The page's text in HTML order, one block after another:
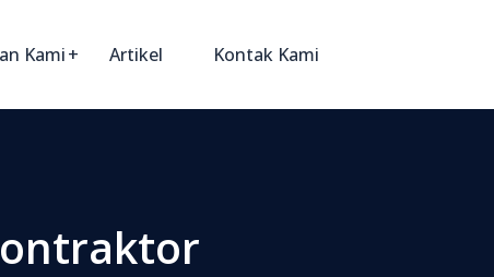
Kami Artikel Kontak Kami